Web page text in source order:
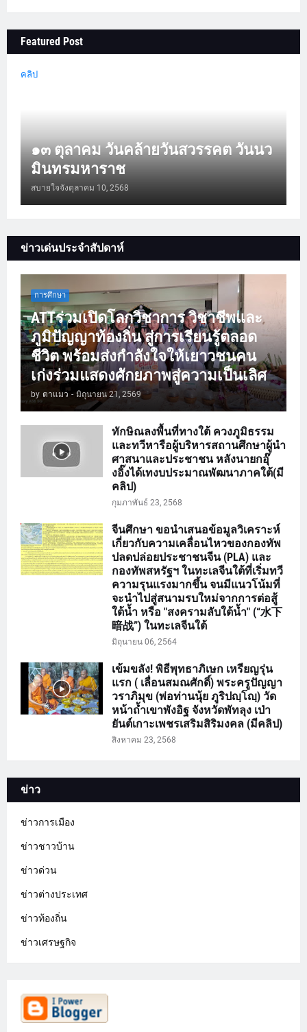
Featured Post
คลิป
๑๓ ตุลาคม วันคล้ายวันสวรรคต วันนว
มินทรมหาราช
สบายใจจังตุลาคม 10, 2568
ข่าวเด่นประจำสัปดาห์
การศึกษา
ATTร่วมเปิดโลกวิชาการ วิชาชีพและ
ภูมิปัญญาท้องถิ่น สู่การเรียนรู้ตลอด
ชีวิต พร้อมส่งกำลังใจให้เยาวชนคน
เก่งร่วมแสดงศักยภาพสู่ความเป็นเลิศ
by ตาแมว - มิถุนายน 21, 2569
ทักษิณลงพื้นที่ทางใต้ ควงภูมิธรรม
และทวีหารือผู้บริหารสถานศึกษาผู้นำ
ศาสนาและประชาชน หลังนายกอุ๊
งอิ๊งได้เทงบประมาณพัฒนาภาคใต้(มี
คลิป)
กุมภาพันธ์ 23, 2568
จีนศึกษา ขอนำเสนอข้อมูลวิเคราะห์
เกี่ยวกับความเคลื่อนไหวของกองทัพ
ปลดปล่อยประชาชนจีน (PLA) และ
กองทัพสหรัฐฯ ในทะเลจีนใต้ที่เริ่มทวี
ความรุนแรงมากขึ้น จนมีแนวโน้มที่
จะนำไปสู่สนามรบใหม่จากการต่อสู้
ใต้น้ำ หรือ "สงครามลับใต้น้ำ" (“水下
暗战”) ในทะเลจีนใต้
มิถุนายน 06, 2564
เข้มขลัง! พิธีพุทธาภิเษก เหรียญรุ่น
แรก ( เลื่อนสมณศักดิ์) พระครูปัญญา
วราภิมุข (พ่อท่านนุ้ย ภูริปญฺโญฺ) วัด
หน้าถ้ำเขาพังอิฐ จังหวัดพัทลุง เป่า
ยันต์เกาะเพชรเสริมสิริมงคล (มีคลิป)
สิงหาคม 23, 2568
ข่าว
ข่าวการเมือง
ข่าวชาวบ้าน
ข่าวด่วน
ข่าวต่างประเทศ
ข่าวท้องถิ่น
ข่าวเศรษฐกิจ